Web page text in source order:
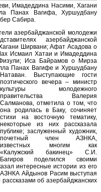
Имадеддина Насими, Хагани
Панах Вагифа, Хуршудбану
Сабира.
азербайджанской молодежи
азербайджанской
Ширвани; Афат Асадова о
Исмаил Хатаи и Имадеддина
Иса Байрамов о Мирза
Панах Вагифе и Хуршудбану
Натаван. Выступающие гости
поэтического вечера – министр
культуры молодежного
правительства Валерия
Салманова, отметила о том, что
она родилась в Баку, сочиняет
стихи на восточную тематику,
некоторые из них рассказала
публике; заслуженный художник,
почетный член АЗНКА,
известных многим как
«Калужский бакинец» С.И.
Багиров поделился своими
интересные истории из его
Айдынов Расим выступая
об азербайджанских